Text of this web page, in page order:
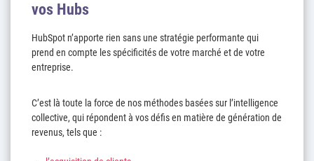
vos Hubs
HubSpot n’apporte rien sans une stratégie performante qui
prend en compte les spécificités de votre marché et de votre
entreprise.
C’est là toute la force de nos méthodes basées sur l’intelligence
collective, qui répondent à vos défis en matière de génération de
revenus, tels que :